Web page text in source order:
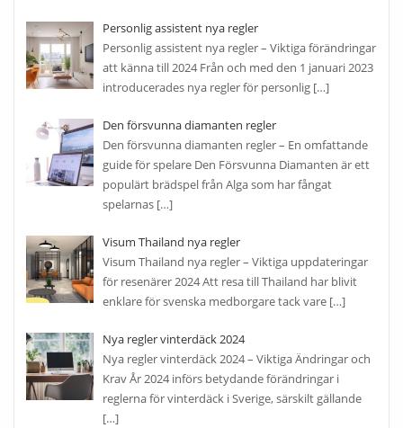
Personlig assistent nya regler
Personlig assistent nya regler – Viktiga förändringar
att känna till 2024 Från och med den 1 januari 2023
introducerades nya regler för personlig […]
Den försvunna diamanten regler
Den försvunna diamanten regler – En omfattande
guide för spelare Den Försvunna Diamanten är ett
populärt brädspel från Alga som har fångat
spelarnas […]
Visum Thailand nya regler
Visum Thailand nya regler – Viktiga uppdateringar
för resenärer 2024 Att resa till Thailand har blivit
enklare för svenska medborgare tack vare […]
Nya regler vinterdäck 2024
Nya regler vinterdäck 2024 – Viktiga Ändringar och
Krav År 2024 införs betydande förändringar i
reglerna för vinterdäck i Sverige, särskilt gällande
[…]